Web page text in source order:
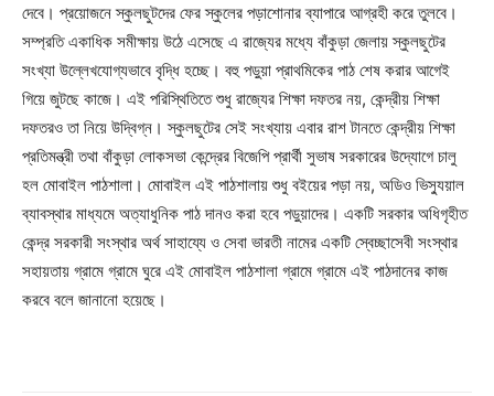
দেবে। প্রয়োজনে স্কুলছুটদের ফের স্কুলের পড়াশোনার ব্যাপারে আগ্রহী করে তুলবে।
সম্প্রতি একাধিক সমীক্ষায় উঠে এসেছে এ রাজ্যের মধ্যে বাঁকুড়া জেলায় স্কুলছুটের
সংখ্যা উল্লেখযোগ্যভাবে বৃদ্ধি হচ্ছে। বহু পড়ুয়া প্রাথমিকের পাঠ শেষ করার আগেই
গিয়ে জুটছে কাজে। এই পরিস্থিতিতে শুধু রাজ্যের শিক্ষা দফতর নয়, কেন্দ্রীয় শিক্ষা
দফতরও তা নিয়ে উদ্বিগ্ন। স্কুলছুটের সেই সংখ্যায় এবার রাশ টানতে কেন্দ্রীয় শিক্ষা
প্রতিমন্ত্রী তথা বাঁকুড়া লোকসভা কেন্দ্রের বিজেপি প্রার্থী সুভাষ সরকারের উদ্যোগে চালু
হল মোবাইল পাঠশালা। মোবাইল এই পাঠশালায় শুধু বইয়ের পড়া নয়, অডিও ভিস্যুয়াল
ব্যাবস্থার মাধ্যমে অত্যাধুনিক পাঠ দানও করা হবে পড়ুয়াদের। একটি সরকার অধিগৃহীত
কেন্দ্র সরকারী সংস্থার অর্থ সাহায্যে ও সেবা ভারতী নামের একটি স্বেচ্ছাসেবী সংস্থার
সহায়তায় গ্রামে গ্রামে ঘুরে এই মোবাইল পাঠশালা গ্রামে গ্রামে এই পাঠদানের কাজ
করবে বলে জানানো হয়েছে।